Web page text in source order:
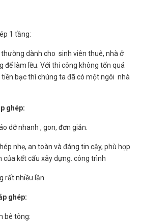
1 tầng:
thường dành cho sinh viên thuê, nhà ở
làm lều. Với thi công không tốn quá
bạc thì chúng ta đã có một ngôi nhà
ghép:
dỡ nhanh , gon, đơn giản.
nhẹ, an toàn và đáng tin cậy, phù hợp
của kết cấu xây dựng. công trình
rất nhiều lần
ghép:
bê tông: